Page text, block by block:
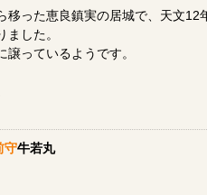
移った恵良鎮実の居城で、天文12
した。
っているようです。
守牛若丸